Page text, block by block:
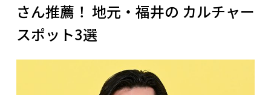
さん推薦！ 地元・福井の カルチャー
スポット3選